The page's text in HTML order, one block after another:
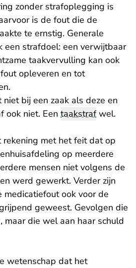
zonder strafoplegging is
is de fout die de
te ernstig. Generale
een strafdoel: een verwijtbaar
taakvervulling kan ook
opleveren en tot
bij een zaak als deze en
ook niet. Een taakstrafwel.
rekening met het feit dat op
op meerdere
mensen niet volgens de
werd gewerkt. Verder zijn
ook voor de
geweest. Gevolgen die
maar die wel aan haar schuld
wetenschap dat het